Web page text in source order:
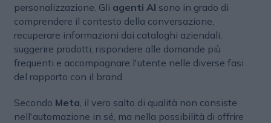
personalizzazione. Gli agenti AI sono in grado di
comprendere il contesto della conversazione,
recuperare informazioni dai cataloghi aziendali,
suggerire prodotti, rispondere alle domande più
frequenti e accompagnare l'utente nelle diverse fasi
del rapporto con il brand.
Secondo Meta , il vero salto di qualità non consiste
nell'automazione in sé, ma nella possibilità di offrire